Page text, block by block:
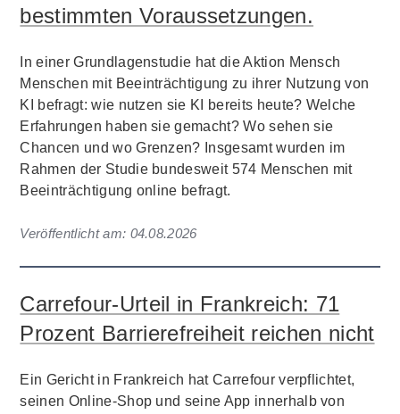
bestimmten Voraussetzungen.
In einer Grundlagenstudie hat die Aktion Mensch
Menschen mit Beeinträchtigung zu ihrer Nutzung von
KI befragt: wie nutzen sie KI bereits heute? Welche
Erfahrungen haben sie gemacht? Wo sehen sie
Chancen und wo Grenzen? Insgesamt wurden im
Rahmen der Studie bundesweit 574 Menschen mit
Beeinträchtigung online befragt.
Veröffentlicht am: 04.08.2026
Carrefour-Urteil in Frankreich: 71
Prozent Barrierefreiheit reichen nicht
Ein Gericht in Frankreich hat Carrefour verpflichtet,
seinen Online-Shop und seine App innerhalb von